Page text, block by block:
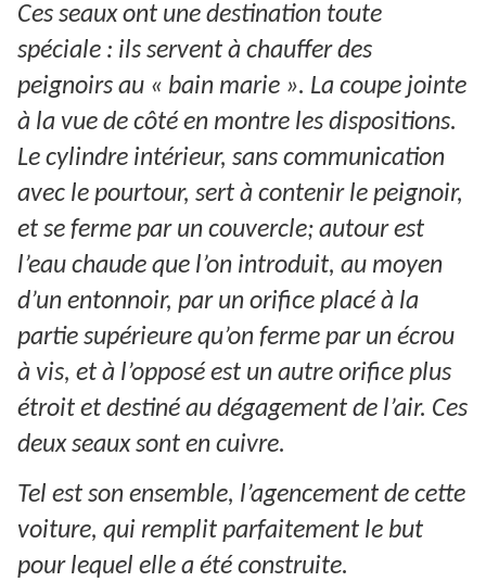
Ces seaux ont une destination toute
spéciale : ils servent à chauffer des
peignoirs au « bain marie ». La coupe jointe
à la vue de côté en montre les dispositions.
Le cylindre intérieur, sans communication
avec le pourtour, sert à contenir le peignoir,
et se ferme par un couvercle; autour est
l’eau chaude que l’on introduit, au moyen
d’un entonnoir, par un orifice placé à la
partie supérieure qu’on ferme par un écrou
à vis, et à l’opposé est un autre orifice plus
étroit et destiné au dégagement de l’air. Ces
deux seaux sont en cuivre.
Tel est son ensemble, l’agencement de cette
voiture, qui remplit parfaitement le but
pour lequel elle a été construite.